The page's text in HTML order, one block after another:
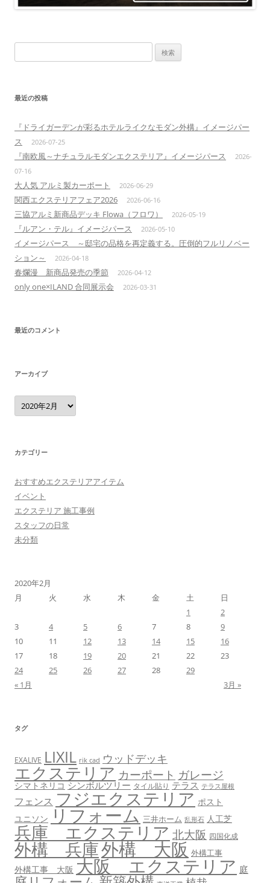
索:
最近の投稿
『ドライガーデンが彩るホテルライクなモダン外構』イメージパー
ス
2026-07-25
『南欧風～ナチュラルモダンエクステリア』イメージパース
2026-
07-16
大人気 アルミ製カーポート 2026-06-29
関西エクステリアフェア2026 2026-06-16
三協アルミ新商品デッキ Flowa（フロワ） 2026-05-19
『ルアン・テル』イメージパース 2026-05-10
イメージパース ～邸宅の品格を再定義する。圧倒的フルリノベー
ション～
2026-04-18
春爛漫 新商品発売の季節 2026-04-12
only one×ILAND 合同展示会 2026-03-31
最近のコメント
アーカイブ
ア
ー
カ
カテゴリー
おすすめエクステリアアイテム
イベント
エクステリア 施工事例
スタッフの日常
未分類
2020年2月
月
火 水 木 金 土
日
1
2
3
4 5 6 7 8
9
10
11 12 13 14 15
16
17
18 19 20 21 22
23
24
25 26 27 28
29
« 1月
3月 »
タグ
EXALIVE LIXIL rik cad ウッドデッキ
エクステリア カーポート ガレージ
シマトネリコ シンボルツリー タイル貼り テラス テラス屋根
フェンス フジエクステリア ポスト
ユニソン リフォーム 三井ホーム 乱形石 人工芝
兵庫 エクステリア 北大阪 四国化成
外構 兵庫外構 大阪 外構工事
外構工事 大阪 大阪 エクステリア 庭